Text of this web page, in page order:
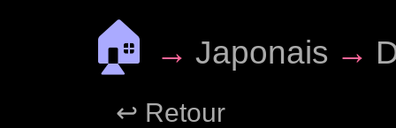
🏠 → Japonais →
↩ Retour